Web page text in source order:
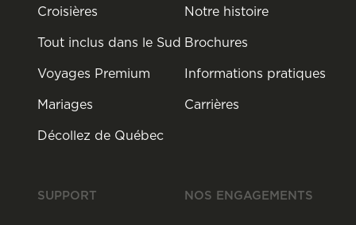
Croisières
Tout inclus dans le Sud
Voyages Premium
Mariages
Décollez de Québec
Notre histoire
Brochures
Informations pratiques
Carrières
SUPPORT NOS ENGAGEMENTS